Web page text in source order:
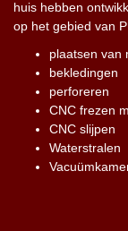
huis hebben
op het gebied van
plaatsen van
bekledingen
perforeren
CNC frezen
CNC slijpen
Waterstralen